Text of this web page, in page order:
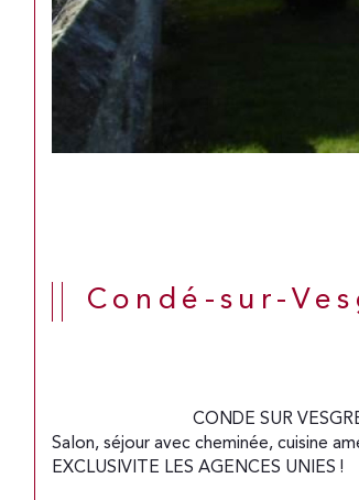
Condé-sur-
                                CONDE SUR VESGRE - ECOLES ET COMMERCES A PIED - Belle maison située dans un environnement agréable édifiée sur 546 m² de terrain comprenant :
Salon, séjour avec cheminée, cuisine
EXCLUSIVITE LES AGENCES UNIES !